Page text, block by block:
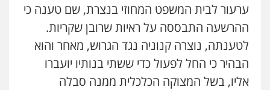
ערעור לבית המשפט המחוזי בנצרת, שם טענה כי
ההרשעה התבססה על ראיות שרובן שקריות.
לטענתה, נוצרה קנוניה נגד הגרוש, מאחר והוא
הבהיר כי החל לפעול כדי ששתי בנותיו יועברו
אליו, בשל המצוקה הכלכלית ממנה סבלה